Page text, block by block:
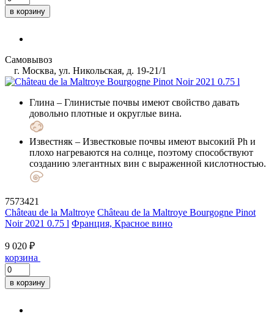
в корзину
Самовывоз
г. Москва, ул. Никольская, д. 19-21/1
Глина – Глинистые почвы имеют свойство давать
довольно плотные и округлые вина.
Известняк – Известковые почвы имеют высокий Ph и
плохо нагреваются на солнце, поэтому способствуют
созданию элегантных вин с выраженной кислотностью.
7573421
Château de la Maltroye Château de la Maltroye Bourgogne Pinot
Noir 2021 0.75 l Франция, Красное вино
9 020 ₽
корзина
в корзину